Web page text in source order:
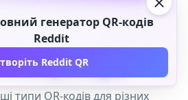
генератори
типи QR-кодів для різних
генератор QR-кодів
Reddit
Reddit QR